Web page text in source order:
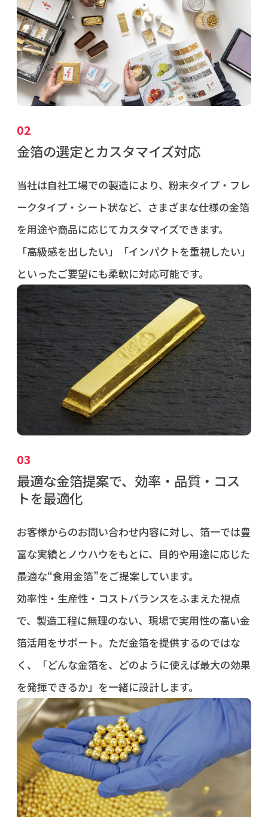
02
金箔の選定とカスタマイズ対応
当社は自社工場での製造により、粉末タイプ・フレ
ークタイプ・シート状など、さまざまな仕様の金箔
を用途や商品に応じてカスタマイズできます。
「高級感を出したい」「インパクトを重視したい」
といったご要望にも柔軟に対応可能です。
03
最適な金箔提案で、効率・品質・コス
トを最適化
お客様からのお問い合わせ内容に対し、箔一では豊
富な実績とノウハウをもとに、目的や用途に応じた
最適な“食用金箔”をご提案しています。
効率性・生産性・コストバランスをふまえた視点
で、製造工程に無理のない、現場で実用性の高い金
箔活用をサポート。ただ金箔を提供するのではな
く、「どんな金箔を、どのように使えば最大の効果
を発揮できるか」を一緒に設計します。